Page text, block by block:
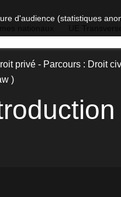
d'audience (statistiques
privé - Parcours : Droit
)